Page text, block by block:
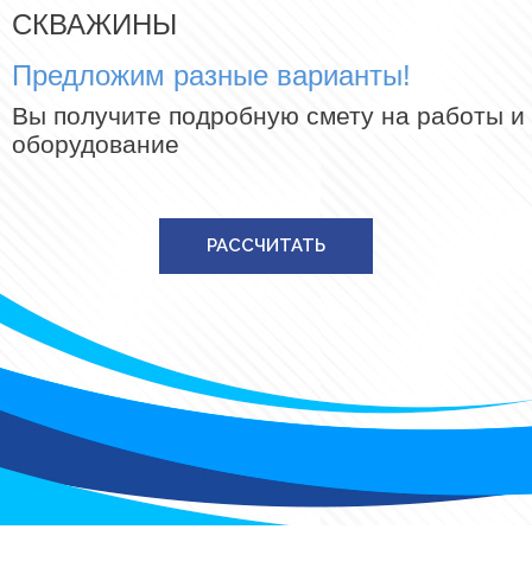
СКВАЖИНЫ
Предложим разные варианты!
Вы получите подробную смету на работы и
оборудование
РАССЧИТАТЬ